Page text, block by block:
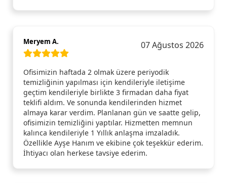
Meryem A. 07 Ağustos 2026
Ofisimizin haftada 2 olmak üzere periyodik
temizliğinin yapılması için kendileriyle iletişime
geçtim kendileriyle birlikte 3 firmadan daha fiyat
teklifi aldım. Ve sonunda kendilerinden hizmet
almaya karar verdim. Planlanan gün ve saatte gelip,
ofisimizin temizliğini yaptılar. Hizmetten memnun
kalınca kendileriyle 1 Yıllık anlaşma imzaladık.
Özellikle Ayşe Hanım ve ekibine çok teşekkür ederim.
İhtiyacı olan herkese tavsiye ederim.